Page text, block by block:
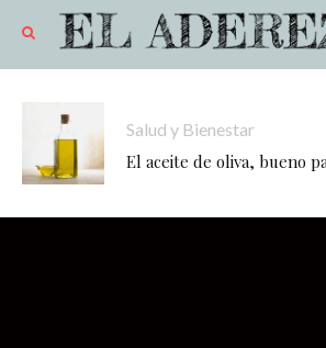
Salud y Bienestar
El aceite de oliva, bueno